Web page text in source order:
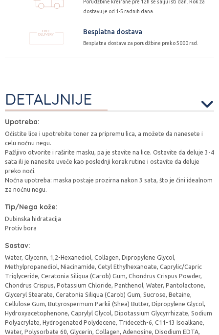
Porudžbine kreirane pre 12h se šalju isti dan. Rok za
dostavu je od 1-5 radnih dana.
Besplatna dostava
Besplatna dostava za porudžbine preko 5000 rsd.
DETALJNIJE
Upotreba:
Očistite lice i upotrebite toner za pripremu lica, a možete da nanesete i
celu noćnu negu.
Pažljivo otvorite i raširite masku, pa je stavite na lice. Ostavite da deluje 3-4
sata ili je nanesite uveče kao poslednji korak rutine i ostavite da deluje
preko noći.
Noćna upotreba: maska postaje prozirna nakon 3 sata, što je čini idealnom
za noćnu negu.
Tip/Nega kože:
Dubinska hidratacija
Protiv bora
Sastav:
Water, Glycerin, 1,2-Hexanediol, Collagen, Dipropylene Glycol,
Methylpropanediol, Niacinamide, Cetyl Ethylhexanoate, Caprylic/Capric
Triglyceride, Ceratonia Siliqua (Carob) Gum, Chondrus Crispus Powder,
Chondrus Crispus, Potassium Chloride, Panthenol, Water, Pantolactone,
Glyceryl Stearate, Ceratonia Siliqua (Carob) Gum, Sucrose, Betaine,
Cellulose Gum, Butyrospermum Parkii (Shea) Butter, Dipropylene Glycol,
Hydroxyacetophenone, Caprylyl Glycol, Dipotassium Glycyrrhizate, Sodium
Polyacrylate, Hydrogenated Polydecene, Trideceth-6, C11-13 Isoalkane,
Water, Polysorbate 60, Glycerin, Collagen, Adenosine, Disodium EDTA,